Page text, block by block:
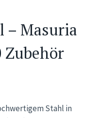
– Masuria
Zubehör
Stahl in